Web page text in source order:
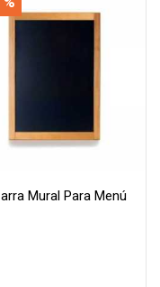
Mural Para Menú